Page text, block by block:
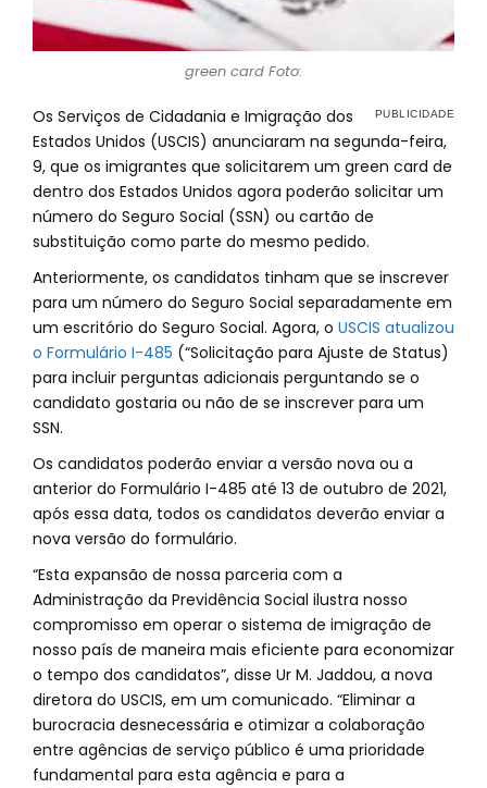
green card Foto:
Os Serviços de Cidadania e Imigração dos
Estados Unidos (USCIS) anunciaram na segunda-feira,
9, que os imigrantes que solicitarem um green card de
dentro dos Estados Unidos agora poderão solicitar um
número do Seguro Social (SSN) ou cartão de
substituição como parte do mesmo pedido.
Anteriormente, os candidatos tinham que se inscrever
para um número do Seguro Social separadamente em
um escritório do Seguro Social. Agora, o USCIS atualizou
o Formulário I-485 (“Solicitação para Ajuste de Status)
para incluir perguntas adicionais perguntando se o
candidato gostaria ou não de se inscrever para um
SSN.
Os candidatos poderão enviar a versão nova ou a
anterior do Formulário I-485 até 13 de outubro de 2021,
após essa data, todos os candidatos deverão enviar a
nova versão do formulário.
“Esta expansão de nossa parceria com a
Administração da Previdência Social ilustra nosso
compromisso em operar o sistema de imigração de
nosso país de maneira mais eficiente para economizar
o tempo dos candidatos”, disse Ur M. Jaddou, a nova
diretora do USCIS, em um comunicado. “Eliminar a
burocracia desnecessária e otimizar a colaboração
entre agências de serviço público é uma prioridade
fundamental para esta agência e para a